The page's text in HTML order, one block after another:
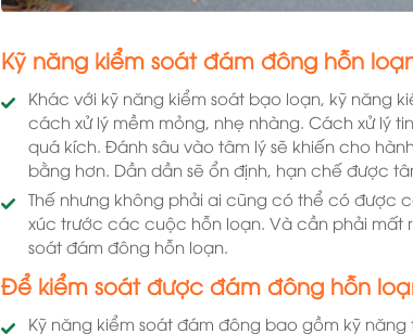
Kỹ năng kiểm soát đám đông hỗn
Khác với kỹ năng kiểm soát bạo loạn, kỹ năng
cách xử lý mềm mỏng, nhẹ nhàng. Cách xử lý
quá kích. Đánh sâu vào tâm lý sẽ khiến cho
bằng hơn. Dần dần sẽ ổn định, hạn chế được
Thế nhưng không phải ai cũng có thể có được
xúc trước các cuộc hỗn loạn. Và cần phải mất
soát đám đông hỗn loạn.
Để kiểm soát được đám đông hỗn
Kỹ năng kiểm soát đám đông bao gồm kỹ